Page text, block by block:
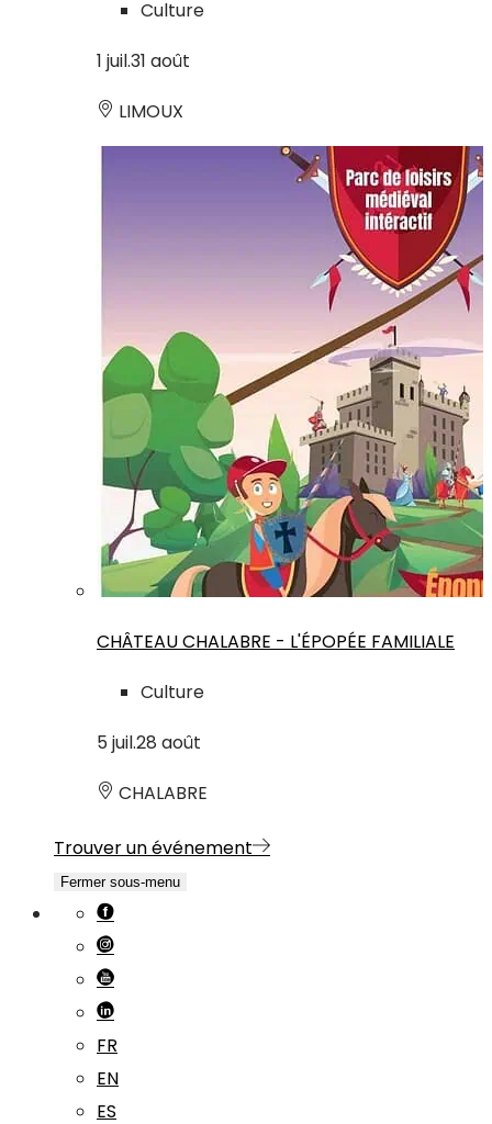
Culture
1 juil.31 août
LIMOUX
CHÂTEAU CHALABRE - L'ÉPOPÉE FAMILIALE
Culture
5 juil.28 août
CHALABRE
Trouver un événement
Fermer sous-menu
FR
EN
ES